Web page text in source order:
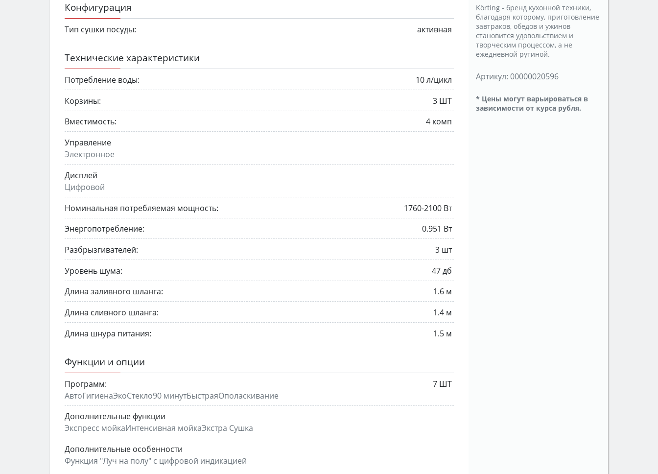
Конфигурация
Тип сушки посуды: активная
Технические характеристики
Потребление воды:
10 л/цикл
Корзины:
3 ШТ
Вместимость:
4 комп
Управление
Электронное
Дисплей
Цифровой
Номинальная потребляемая мощность:
1760-2100 Вт
Энергопотребление:
0.951 Вт
Разбрызгивателей:
3 шт
Уровень шума:
47 дб
Длина заливного шланга:
1.6 м
Длина сливного шланга:
1.4 м
Длина шнура питания:
1.5 м
Функции и опции
Программ:
7 ШТ
АвтоГигиенаЭкоСтекло90 минутБыстраяОполаскивание
Дополнительные функции
Экспресс мойкаИнтенсивная мойкаЭкстра Сушка
Дополнительные особенности
Функция "Луч на полу" с цифровой индикацией
Körting - бренд кухонной техники,
благодаря которому, приготовление
завтраков, обедов и ужинов
становится удовольствием и
творческим процессом, а не
ежедневной рутиной.
Артикул: 00000020596
* Цены могут варьироваться в
зависимости от курса рубля.